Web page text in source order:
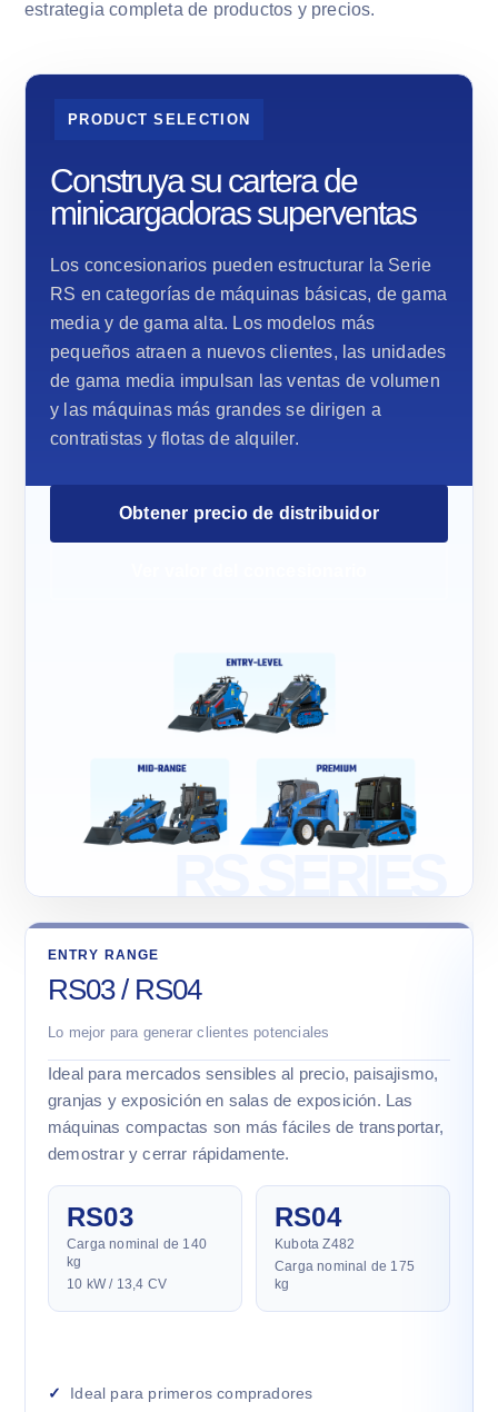
estrategia completa de productos y precios.
PRODUCT SELECTION
Construya su cartera de
minicargadoras superventas
Los concesionarios pueden estructurar la Serie
RS en categorías de máquinas básicas, de gama
media y de gama alta. Los modelos más
pequeños atraen a nuevos clientes, las unidades
de gama media impulsan las ventas de volumen
y las máquinas más grandes se dirigen a
contratistas y flotas de alquiler.
Obtener precio de distribuidor
ENTRY RANGE
RS03 / RS04
Lo mejor para generar clientes potenciales
Ideal para mercados sensibles al precio, paisajismo,
granjas y exposición en salas de exposición. Las
máquinas compactas son más fáciles de transportar,
demostrar y cerrar rápidamente.
RS03
Carga nominal de 140
kg
10 kW / 13,4 CV
RS04
Kubota Z482
Carga nominal de 175
kg
Ideal para primeros compradores